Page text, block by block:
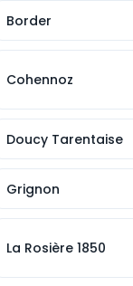
Border
Cohennoz
Doucy Tarentaise
Grignon
La Rosière 1850